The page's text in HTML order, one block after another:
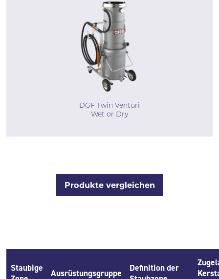
DGF Twin Venturi
Wet or Dry
Produkte vergleichen
Staubige
Ausrüstungsgruppe
Definition der